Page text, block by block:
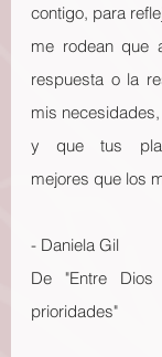
contigo, para
me rodean que
respuesta o la
mis
y que tus
mejores que los
- Daniela Gil
De "Entre
prioridades"